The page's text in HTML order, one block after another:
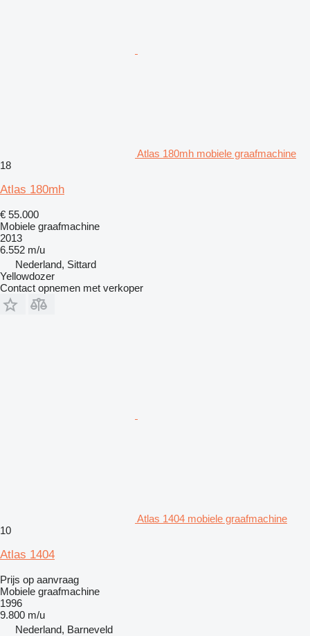
Atlas 180mh mobiele graafmachine
18
Atlas 180mh
€ 55.000
Mobiele graafmachine
2013
6.552 m/u
Nederland, Sittard
Yellowdozer
Contact opnemen met verkoper
Atlas 1404 mobiele graafmachine
10
Atlas 1404
Prijs op aanvraag
Mobiele graafmachine
1996
9.800 m/u
Nederland, Barneveld